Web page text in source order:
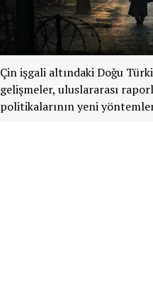
Çin işgali altındaki Doğu
gelişmeler, uluslararası
politikalarının yeni